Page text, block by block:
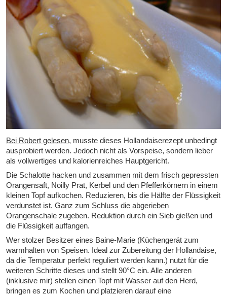
Bei Robert gelesen, musste dieses Hollandaiserezept unbedingt
ausprobiert werden. Jedoch nicht als Vorspeise, sondern lieber
als vollwertiges und kalorienreiches Hauptgericht.
Die Schalotte hacken und zusammen mit dem frisch gepressten
Orangensaft, Noilly Prat, Kerbel und den Pfefferkörnern in einem
kleinen Topf aufkochen. Reduzieren, bis die Hälfte der Flüssigkeit
verdunstet ist. Ganz zum Schluss die abgerieben
Orangenschale zugeben. Reduktion durch ein Sieb gießen und
die Flüssigkeit auffangen.
Wer stolzer Besitzer eines Baine-Marie (Küchengerät zum
warmhalten von Speisen. Ideal zur Zubereitung der Hollandaise,
da die Temperatur perfekt reguliert werden kann.) nutzt für die
weiteren Schritte dieses und stellt 90°C ein. Alle anderen
(inklusive mir) stellen einen Topf mit Wasser auf den Herd,
bringen es zum Kochen und platzieren darauf eine